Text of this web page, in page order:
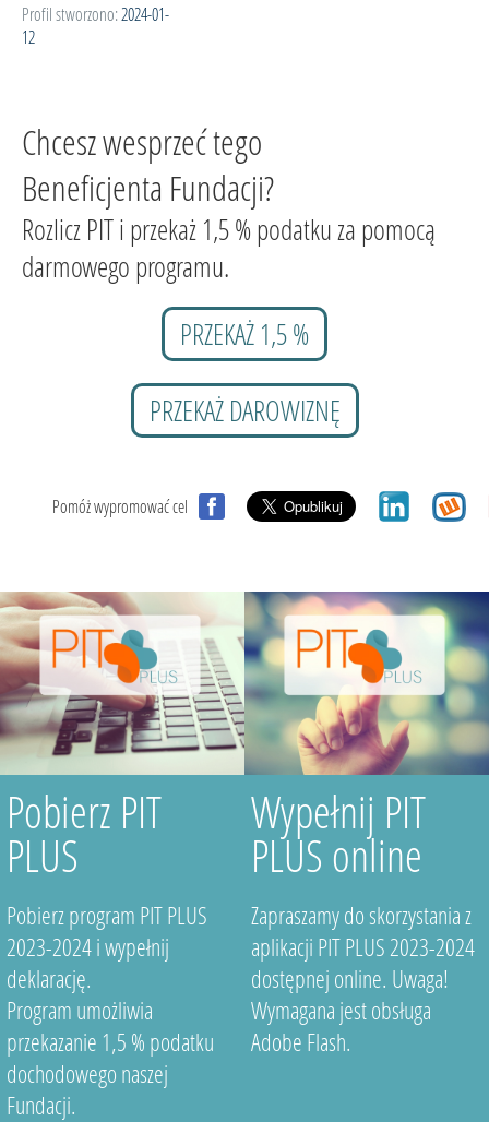
Profil stworzono: 2024-01-
12
Chcesz wesprzeć tego
Beneficjenta Fundacji?
Rozlicz PIT i przekaż 1,5 % podatku za pomocą
darmowego programu.
PRZEKAŻ 1,5 %
PRZEKAŻ DAROWIZNĘ
Pomóż wypromować cel
Pobierz PIT
PLUS
Pobierz program PIT PLUS
2023-2024 i wypełnij
deklarację.
Program umożliwia
przekazanie 1,5 % podatku
dochodowego naszej
Fundacji.
Wypełnij PIT
PLUS online
Zapraszamy do skorzystania z
aplikacji PIT PLUS 2023-2024
dostępnej online. Uwaga!
Wymagana jest obsługa
Adobe Flash.